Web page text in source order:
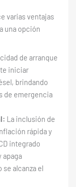
varias ventajas
una opción
de arranque
iniciar
brindando
de emergencia
La inclusión de
rápida y
integrado
apaga
alcanza el